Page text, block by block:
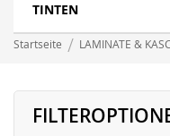
TINTEN
Startseite LAMINATE &